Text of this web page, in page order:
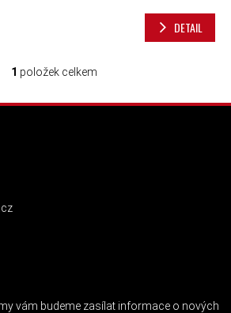
DETAIL
OVLÁDACÍ PRVKY VÝPISU
1 položek celkem
vám budeme zasílat informace o nových